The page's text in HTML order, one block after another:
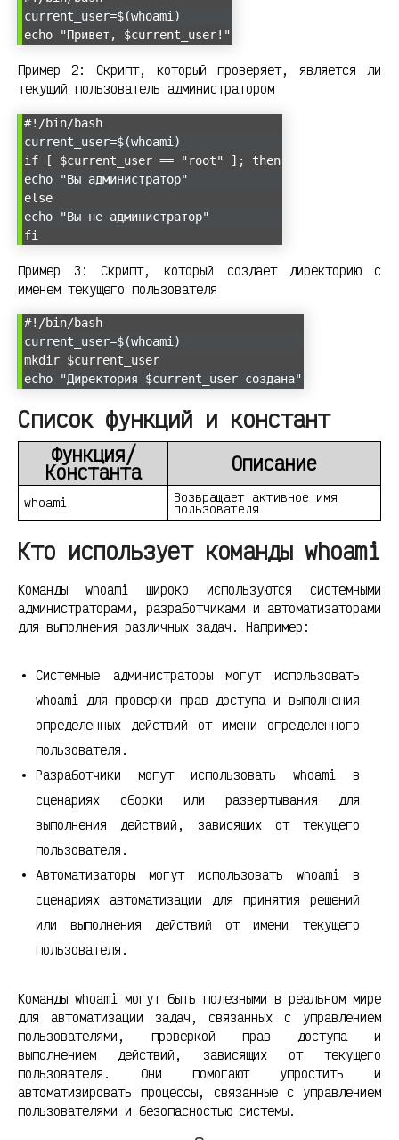
current_user=$(whoami)
echo "Привет, $current_user!"
Пример 2: Скрипт, который проверяет, является ли
текущий пользователь администратором
#!/bin/bash
current_user=$(whoami)
if [ $current_user == "root" ]; then
echo "Вы администратор"
else
echo "Вы не администратор"
fi
Пример 3: Скрипт, который создает директорию с
именем текущего пользователя
#!/bin/bash
current_user=$(whoami)
mkdir $current_user
echo "Директория $current_user создана"
Список функций и констант
Функция/
Константа Описание
whoami Возвращает активное имя
пользователя
Кто использует команды whoami
Команды whoami широко используются системными
администраторами, разработчиками и автоматизаторами
для выполнения различных задач. Например:
Системные администраторы могут использовать
whoami для проверки прав доступа и выполнения
определенных действий от имени определенного
пользователя.
Разработчики могут использовать whoami в
сценариях сборки или развертывания для
выполнения действий, зависящих от текущего
пользователя.
Автоматизаторы могут использовать whoami в
сценариях автоматизации для принятия решений
или выполнения действий от имени текущего
пользователя.
Команды whoami могут быть полезными в реальном мире
для автоматизации задач, связанных с управлением
пользователями, проверкой прав доступа и
выполнением действий, зависящих от текущего
пользователя. Они помогают упростить и
автоматизировать процессы, связанные с управлением
пользователями и безопасностью системы.